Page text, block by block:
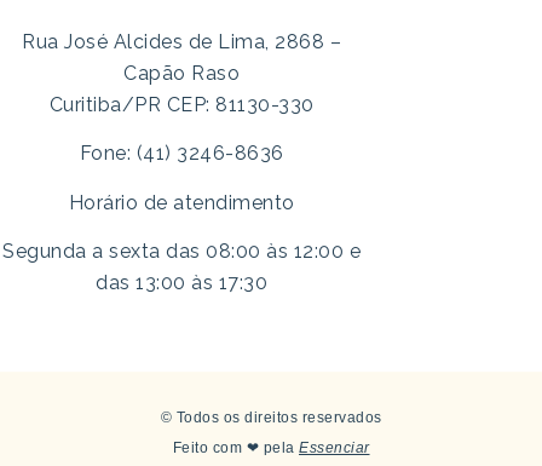
Rua José Alcides de Lima, 2868 –
Capão Raso
Curitiba/PR CEP: 81130-330
Fone: (41) 3246-8636
Horário de atendimento
Segunda a sexta das 08:00 às 12:00 e
das 13:00 às 17:30
© Todos os direitos reservados
Feito com ❤ pela Essenciar